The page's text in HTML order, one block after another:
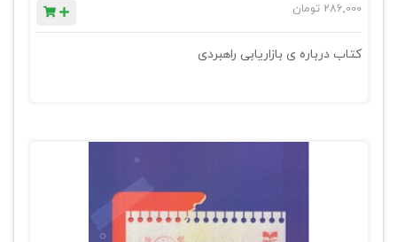
286,000 تومان
کتاب درباره ی بازاریابی راهبردی